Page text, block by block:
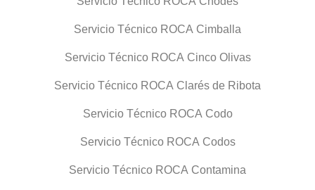
Servicio Técnico ROCA Cimballa
Servicio Técnico ROCA Cinco Olivas
Servicio Técnico ROCA Clarés de Ribota
Servicio Técnico ROCA Codo
Servicio Técnico ROCA Codos
Servicio Técnico ROCA Contamina